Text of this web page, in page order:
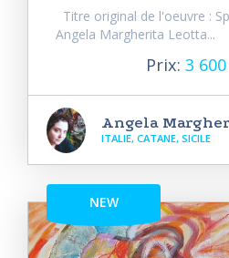
Titre original de l'oeuvre :
Angela Margherita Leotta...
Prix: 3
Angela
ITALIE, CATANE, SICILE
NEW